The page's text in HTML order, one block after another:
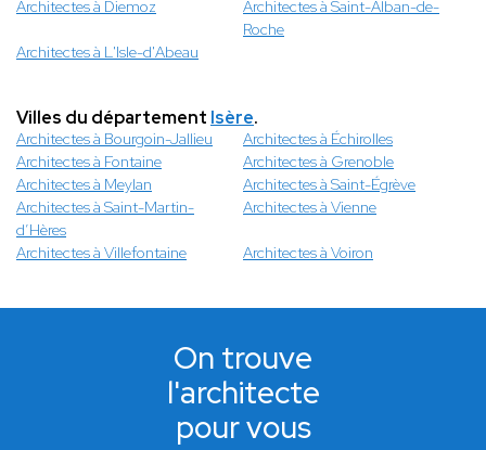
Architectes à Diemoz
Architectes à Saint-Alban-de-
Roche
Architectes à L'Isle-d'Abeau
Villes du département Isère.
Architectes à Bourgoin-Jallieu
Architectes à Échirolles
Architectes à Fontaine
Architectes à Grenoble
Architectes à Meylan
Architectes à Saint-Égrève
Architectes à Saint-Martin-
d’Hères
Architectes à Vienne
Architectes à Villefontaine Architectes à Voiron
On trouve
l'architecte
pour vous